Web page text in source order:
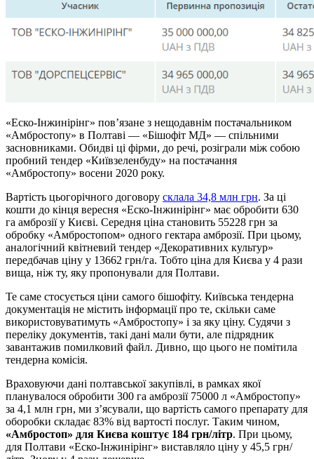
«Еско-Інжинірінг» пов’язане з нещодавнім постачальником
«Амбростопу» в Полтаві — «Бішофіт МД» — спільними
засновниками. Обидві ці фірми, до речі, розіграли між собою
пробний тендер «Київзеленбуду» на постачання
«Амбростопу» восени 2020 року.
Вартість цьогорічного договору склала 34,8 млн грн. За ці
кошти до кінця вересня «Еско-Інжинірінг» має обробити 630
га амброзії у Києві. Середня ціна становить 55228 грн за
обробку «Амбростопом» одного гектара амброзії. При цьому,
аналогічний квітневий тендер «Декоративних культур»
передбачав ціну у 13662 грн/га. Тобто ціна для Києва у 4 рази
вища, ніж ту, яку пропонували для Полтави.
Те саме стосується ціни самого бішофіту. Київська тендерна
документація не містить інформації про те, скільки саме
використовуватимуть «Амбростопу» і за яку ціну. Судячи з
переліку документів, такі дані мали бути, але підрядник
завантажив помилковий файл. Дивно, що цього не помітила
тендерна комісія.
Враховуючи дані полтавської закупівлі, в рамках якої
планувалося обробити 300 га амброзії 75000 л «Амбростопу»
за 4,1 млн грн, ми з’ясували, що вартість самого препарату для
оборобки складає 83% від вартості послуг. Таким чином,
«Амбростоп» для Києва коштує 184 грн/літр. При цьому,
для Полтави «Еско-Інжинірінг» виставляло ціну у 45,5 грн/